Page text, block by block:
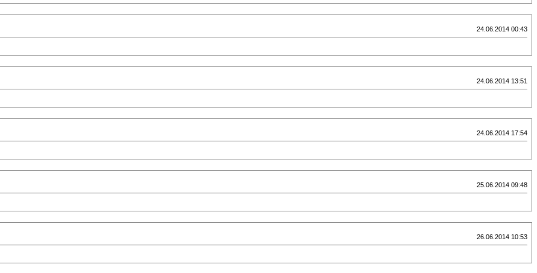
24.06.2014 00:43
24.06.2014 13:51
24.06.2014 17:54
25.06.2014 09:48
26.06.2014 10:53